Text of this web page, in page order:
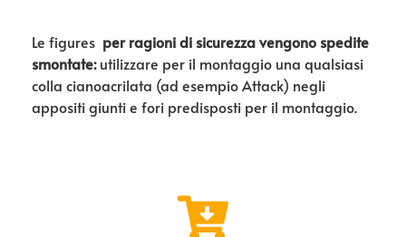
Le figures per ragioni di sicurezza vengono spedite
smontate:utilizzare per il montaggio una qualsiasi
colla cianoacrilata (ad esempio Attack) negli
appositi giunti e fori predisposti per il montaggio.